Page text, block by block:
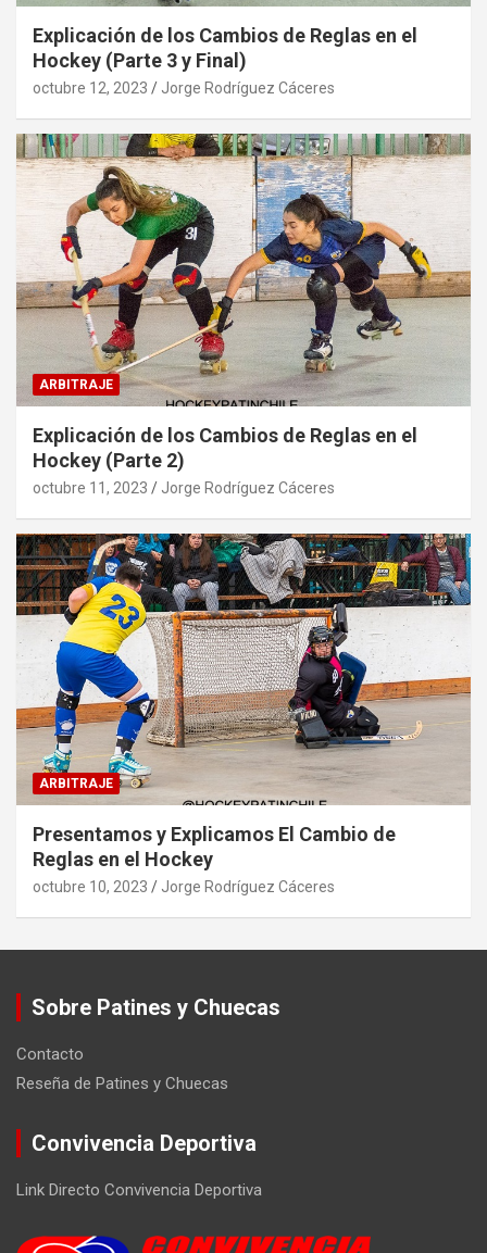
Explicación de los Cambios de Reglas en el
Hockey (Parte 3 y Final)
octubre 12, 2023 Jorge Rodríguez Cáceres
ARBITRAJE
Explicación de los Cambios de Reglas en el
Hockey (Parte 2)
octubre 11, 2023 Jorge Rodríguez Cáceres
ARBITRAJE
Presentamos y Explicamos El Cambio de
Reglas en el Hockey
octubre 10, 2023 Jorge Rodríguez Cáceres
Sobre Patines y Chuecas
Contacto
Reseña de Patines y Chuecas
Convivencia Deportiva
Link Directo Convivencia Deportiva